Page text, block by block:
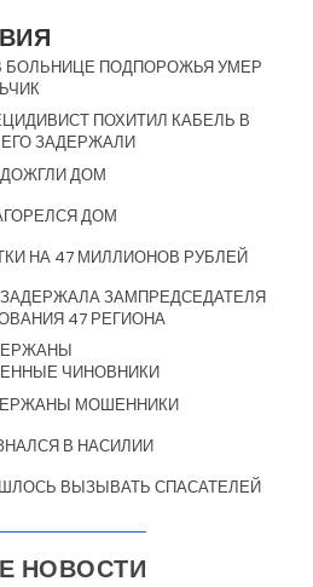
БОЛЬНИЦЕ ПОДПОРОЖЬЯ УМЕР
ПОХИТИЛ КАБЕЛЬ В
ЗАДЕРЖАЛИ
ДОМ
ДОМ
НА 47 МИЛЛИОНОВ РУБЛЕЙ
ЗАМПРЕДСЕДАТЕЛЯ
47 РЕГИОНА
ЧИНОВНИКИ
МОШЕННИКИ
В НАСИЛИИ
ВЫЗЫВАТЬ СПАСАТЕЛЕЙ
НОВОСТИ